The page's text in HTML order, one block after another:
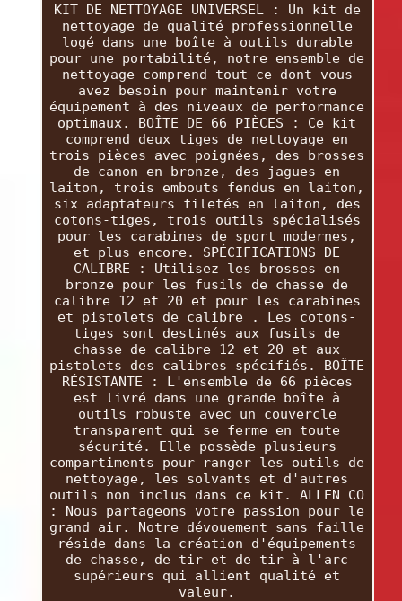
KIT DE NETTOYAGE UNIVERSEL : Un kit de
nettoyage de qualité professionnelle
logé dans une boîte à outils durable
pour une portabilité, notre ensemble de
nettoyage comprend tout ce dont vous
avez besoin pour maintenir votre
équipement à des niveaux de performance
optimaux. BOÎTE DE 66 PIÈCES : Ce kit
comprend deux tiges de nettoyage en
trois pièces avec poignées, des brosses
de canon en bronze, des jagues en
laiton, trois embouts fendus en laiton,
six adaptateurs filetés en laiton, des
cotons-tiges, trois outils spécialisés
pour les carabines de sport modernes,
et plus encore. SPÉCIFICATIONS DE
CALIBRE : Utilisez les brosses en
bronze pour les fusils de chasse de
calibre 12 et 20 et pour les carabines
et pistolets de calibre . Les cotons-
tiges sont destinés aux fusils de
chasse de calibre 12 et 20 et aux
pistolets des calibres spécifiés. BOÎTE
RÉSISTANTE : L'ensemble de 66 pièces
est livré dans une grande boîte à
outils robuste avec un couvercle
transparent qui se ferme en toute
sécurité. Elle possède plusieurs
compartiments pour ranger les outils de
nettoyage, les solvants et d'autres
outils non inclus dans ce kit. ALLEN CO
: Nous partageons votre passion pour le
grand air. Notre dévouement sans faille
réside dans la création d'équipements
de chasse, de tir et de tir à l'arc
supérieurs qui allient qualité et
valeur.